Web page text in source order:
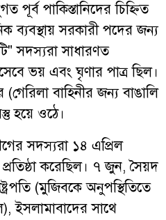
পূর্ব পাকিস্তানিদের চিহ্নিত
ব্যবস্থায় সরকারী পদের জন্য
সদস্যরা সাধারণত
ভয় এবং ঘৃণার পাত্র ছিল।
বাহিনীর জন্য বাঙালি
হয়ে ওঠে।
সদস্যরা ১৪ এপ্রিল
করেছিল। ৭ জুন, সৈয়দ
(মুজিবকে অনুপস্থিতিতে
ইসলামাবাদের সাথে